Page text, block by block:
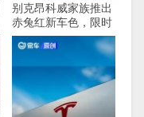
别克昂科威家族推出
赤兔红新车色，限时
优惠价16.49万元起